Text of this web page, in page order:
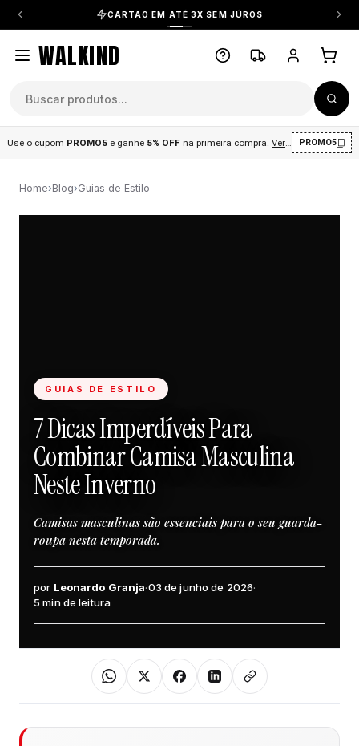
CARTÃO EM ATÉ 3X SEM JÚROS
WALKIND
Use o cupom PROMO5 e ganhe 5% OFF na primeira compra Ver condições .
PROMO5
Home›Blog›Guias de Estilo
GUIAS DE ESTILO
7 Dicas Imperdíveis Para
Combinar Camisa Masculina
Neste Inverno
Camisas masculinas são essenciais para o seu guarda-
roupa nesta temporada.
por Leonardo Granja·03 de junho de 2026·
5 min de leitura